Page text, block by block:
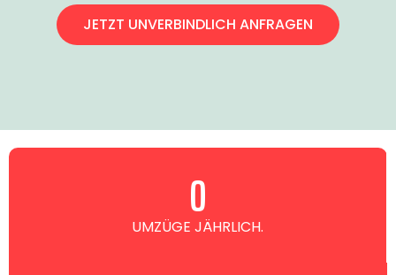
JETZT UNVERBINDLICH ANFRAGEN
UMZÜGE JÄHRLICH.
0